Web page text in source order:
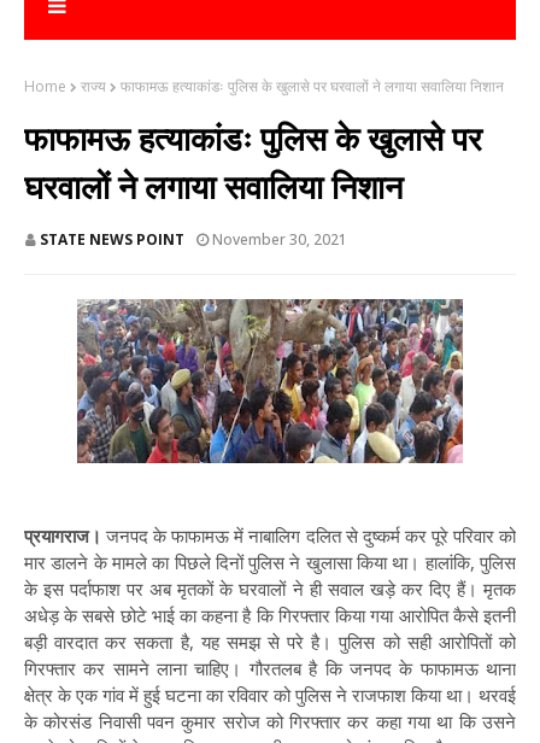
Home राज्य फाफामऊ हत्याकांडः पुलिस के खुलासे पर घरवालों ने लगाया सवालिया निशान
फाफामऊ हत्याकांडः पुलिस के खुलासे पर
घरवालों ने लगाया सवालिया निशान
STATE NEWS POINT November 30, 2021
प्रयागराज। जनपद के फाफामऊ में नाबालिग दलित से दुष्कर्म कर पूरे परिवार को
मार डालने के मामले का पिछले दिनों पुलिस ने खुलासा किया था। हालांकि, पुलिस
के इस पर्दाफाश पर अब मृतकों के घरवालों ने ही सवाल खड़े कर दिए हैं। मृतक
अधेड़ के सबसे छोटे भाई का कहना है कि गिरफ्तार किया गया आरोपित कैसे इतनी
बड़ी वारदात कर सकता है, यह समझ से परे है। पुलिस को सही आरोपितों को
गिरफ्तार कर सामने लाना चाहिए। गौरतलब है कि जनपद के फाफामऊ थाना
क्षेत्र के एक गांव में हुई घटना का रविवार को पुलिस ने राजफाश किया था। थरवई
के कोरसंड निवासी पवन कुमार सरोज को गिरफ्तार कर कहा गया था कि उसने